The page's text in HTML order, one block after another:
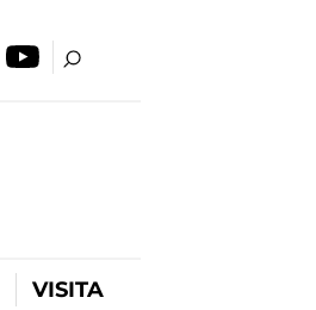
VISITA